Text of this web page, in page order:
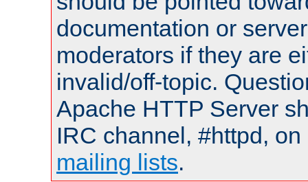
documentation or
moderators if they are
invalid/off-topic.
Apache HTTP Server
IRC channel, #httpd,
mailing lists.